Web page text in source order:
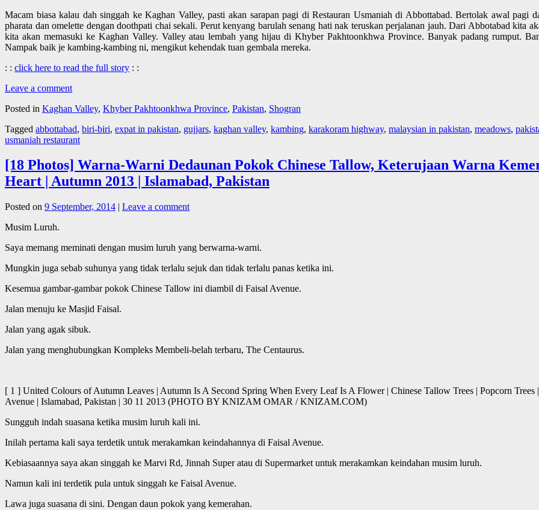
Macam biasa kalau dah singgah ke Kaghan Valley, pasti akan sarapan pagi di Restauran Usmaniah di Abbottabad. Bertolak awal pagi
pharata dan omelette dengan doothpati chai sekali. Perut kenyang barulah senang hati nak teruskan perjalanan jauh. Dari Abbotabad kita
kita akan memasuki ke Kaghan Valley. Valley atau lembah yang hijau di Khyber Pakhtoonkhwa Province. Banyak padang rumput.
Nampak baik je kambing-kambing ni, mengikut kehendak tuan gembala mereka.
: : click here to read the full story : :
Leave a comment
Posted in Kaghan Valley, Khyber Pakhtoonkhwa Province, Pakistan, Shogran
Tagged abbottabad, biri-biri, expat in pakistan, gujjars, kaghan valley, kambing, karakoram highway, malaysian in pakistan, meadows,
usmaniah restaurant
[18 Photos] Warna-Warni Dedaunan Pokok Chinese Tallow, Keterujaan Warna
Heart | Autumn 2013 | Islamabad, Pakistan
Posted on 9 September, 2014 | Leave a comment
Musim Luruh.
Saya memang meminati dengan musim luruh yang berwarna-warni.
Mungkin juga sebab suhunya yang tidak terlalu sejuk dan tidak terlalu panas ketika ini.
Kesemua gambar-gambar pokok Chinese Tallow ini diambil di Faisal Avenue.
Jalan menuju ke Masjid Faisal.
Jalan yang agak sibuk.
Jalan yang menghubungkan Kompleks Membeli-belah terbaru, The Centaurus.
[ 1 ] United Colours of Autumn Leaves | Autumn Is A Second Spring When Every Leaf Is A Flower | Chinese Tallow Trees | Popcorn Trees
Avenue | Islamabad, Pakistan | 30 11 2013 (PHOTO BY KNIZAM OMAR / KNIZAM.COM)
Sungguh indah suasana ketika musim luruh kali ini.
Inilah pertama kali saya terdetik untuk merakamkan keindahannya di Faisal Avenue.
Kebiasaannya saya akan singgah ke Marvi Rd, Jinnah Super atau di Supermarket untuk merakamkan keindahan musim luruh.
Namun kali ini terdetik pula untuk singgah ke Faisal Avenue.
Lawa juga suasana di sini. Dengan daun pokok yang kemerahan.